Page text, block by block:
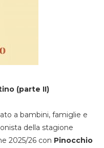
(parte II)
a bambini, famiglie e
della stagione
2025/26 con Pinocchio